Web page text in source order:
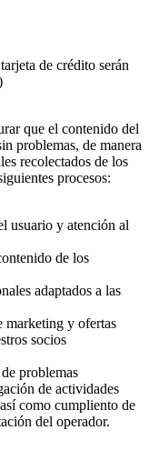
de crédito serán
que el contenido del
problemas, de manera
recolectados de los
procesos:
usuario y atención al
de los
adaptados a las
marketing y ofertas
socios
problemas
de actividades
como cumpliento de
del operador.